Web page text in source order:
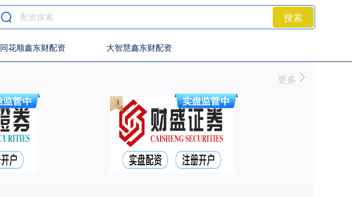
搜索
同花顺鑫东财配资 大智慧鑫东财配资
更多